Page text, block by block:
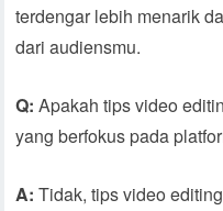
terdengar lebih menarik
dari audiensmu.
Q: Apakah tips video
yang berfokus pada
A: Tidak, tips video